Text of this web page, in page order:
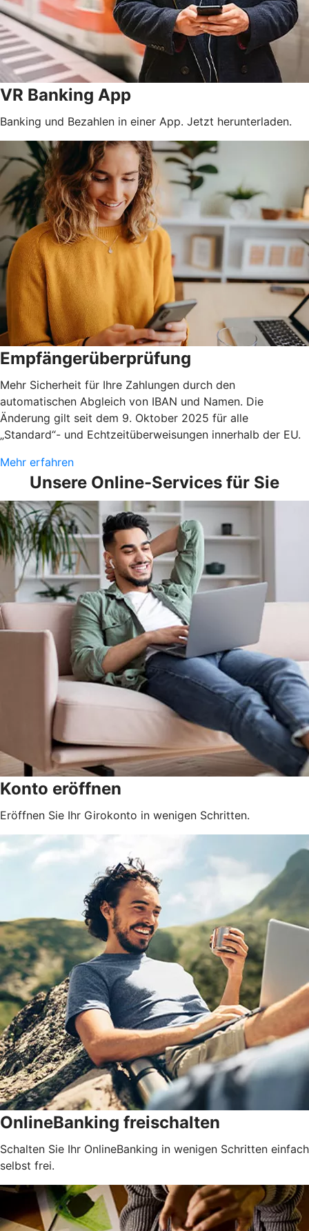
VR Banking App
Banking und Bezahlen in einer App. Jetzt herunterladen.
Empfängerüberprüfung
Mehr Sicherheit für Ihre Zahlungen durch den
automatischen Abgleich von IBAN und Namen. Die
Änderung gilt seit dem 9. Oktober 2025 für alle
„Standard“- und Echtzeitüberweisungen innerhalb der EU.
Mehr erfahren
Unsere Online-Services für Sie
Konto eröffnen
Eröffnen Sie Ihr Girokonto in wenigen Schritten.
OnlineBanking freischalten
Schalten Sie Ihr OnlineBanking in wenigen Schritten einfach
selbst frei.